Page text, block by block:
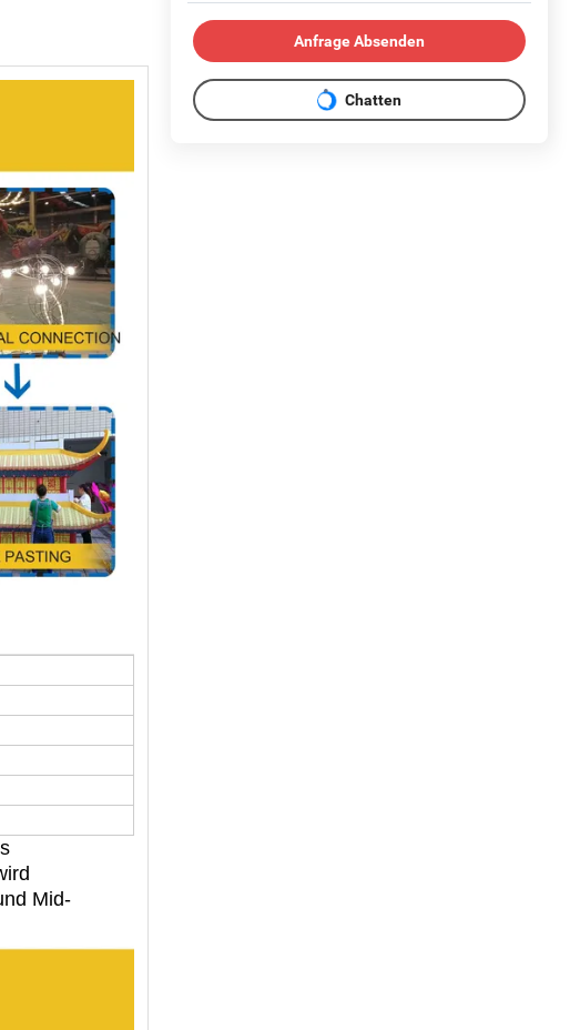
Mid-
Anfrage Absenden
Chatten